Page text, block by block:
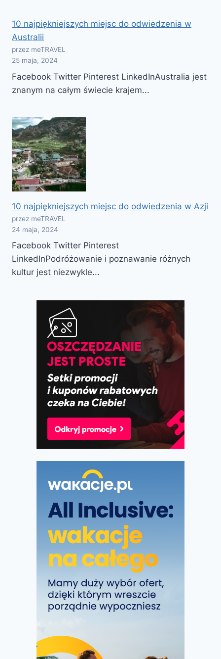
10 najpiękniejszych miejsc do odwiedzenia w
Australii
przez meTRAVEL
25 maja, 2024
Facebook Twitter Pinterest LinkedInAustralia jest
znanym na całym świecie krajem...
10 najpiękniejszych miejsc do odwiedzenia w Azji
przez meTRAVEL
24 maja, 2024
Facebook Twitter Pinterest
LinkedInPodróżowanie i poznawanie różnych
kultur jest niezwykle...